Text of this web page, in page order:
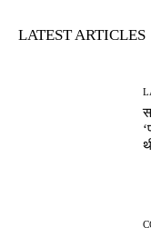
LATEST ARTICLES